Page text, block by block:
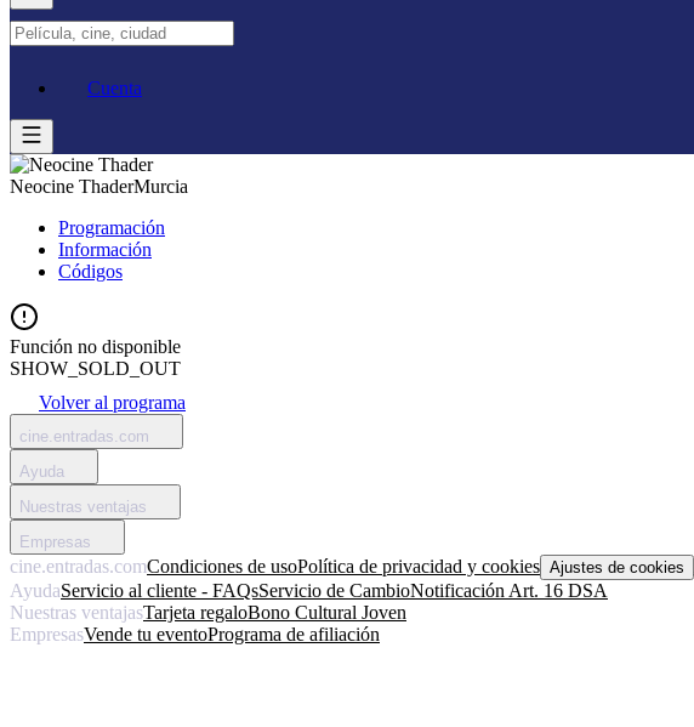
Cuenta
Neocine ThaderMurcia
Programación
Información
Códigos
Función no disponible
SHOW_SOLD_OUT
Volver al programa
cine.entradas.com
Ayuda
Nuestras ventajas
Empresas
cine.entradas.comCondiciones de usoPolítica de privacidad y cookies Ajustes de cookies
AyudaServicio al cliente - FAQsServicio de CambioNotificación Art. 16 DSA
Nuestras ventajasTarjeta regaloBono Cultural Joven
EmpresasVende tu eventoPrograma de afiliación